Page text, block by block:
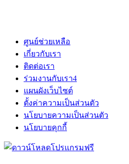
ศูนย์ช่วยเหลือ
เกี่ยวกับเรา
ติดต่อเรา
ร่วมงานกับเรา4
แผนผังเว็บไซต์
ตั้งค่าความเป็นส่วนตัว
นโยบายความเป็นส่วนตัว
นโยบายคุกกี้